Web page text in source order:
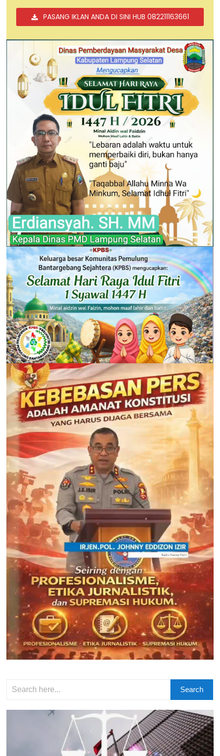
PASANG IKLAN ANDA DI SINI HUB 082211163661